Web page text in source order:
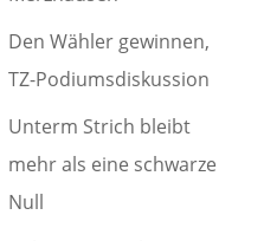
Den Wähler gewinnen,
TZ-Podiumsdiskussion
Unterm Strich bleibt
mehr als eine schwarze
Null